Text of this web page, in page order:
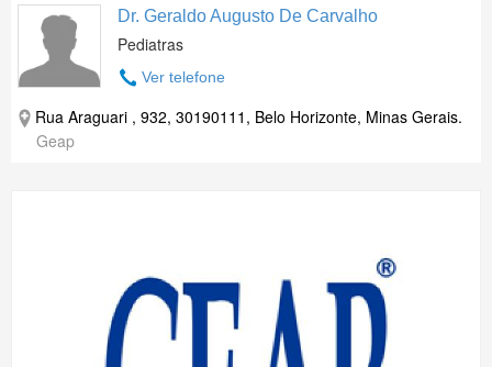
Dr. Geraldo Augusto De Carvalho
Pediatras
Ver telefone
Rua Araguari , 932, 30190111, Belo Horizonte, Minas Gerais.
Geap